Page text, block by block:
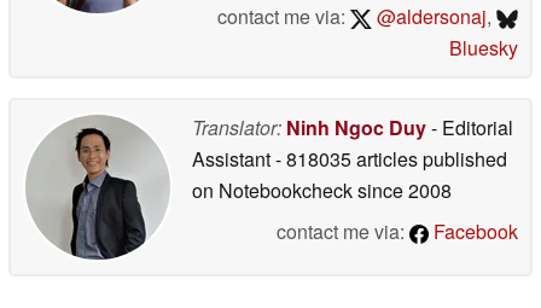
contact me via:
@aldersonaj,
Bluesky
Translator: Ninh Ngoc Duy- Editorial
Assistant- 818035 articles published
on Notebookchecksince 2008
contact me via:
Facebook